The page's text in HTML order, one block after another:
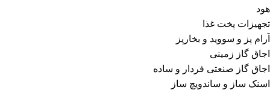
هود
تجهیزات پخت غذا
آرام پز و سووید و بخارپز
اجاق گاز زمینی
اجاق گاز صنعتی فردار و ساده
اسنک ساز و ساندویچ ساز